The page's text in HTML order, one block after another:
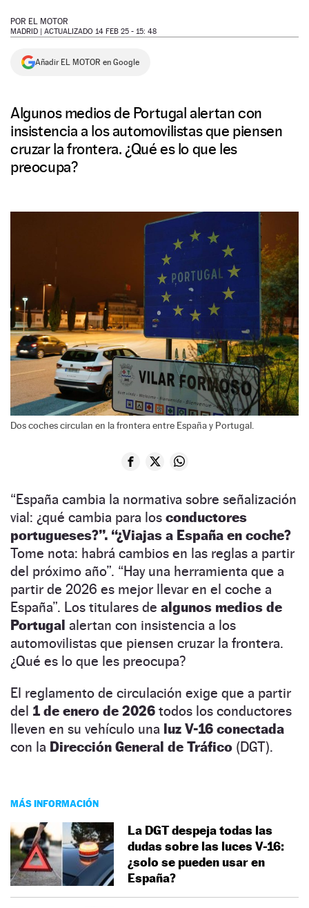
NEWSLETTER
SÍGUENOS
POR EL MOTOR
MADRID | ACTUALIZADO 14 FEB 25 - 15: 48
Añadir EL MOTOR en Google
Algunos medios de Portugal alertan con
insistencia a los automovilistas que piensen
cruzar la frontera. ¿Qué es lo que les
preocupa?
Dos coches circulan en la frontera entre España y Portugal.
“España cambia la normativa sobre señalización
vial: ¿qué cambia para los conductores
portugueses?”. “¿Viajas a España en coche?
Tome nota: habrá cambios en las reglas a partir
del próximo año”. “Hay una herramienta que a
partir de 2026 es mejor llevar en el coche a
España”. Los titulares de algunos medios de
Portugal alertan con insistencia a los
automovilistas que piensen cruzar la frontera.
¿Qué es lo que les preocupa?
El reglamento de circulación exige que a partir
del 1 de enero de 2026 todos los conductores
lleven en su vehículo una luz V-16 conectada
con la Dirección General de Tráfico (DGT).
MÁS INFORMACIÓN
La DGT despeja todas las
dudas sobre las luces V-16:
¿solo se pueden usar en
España?